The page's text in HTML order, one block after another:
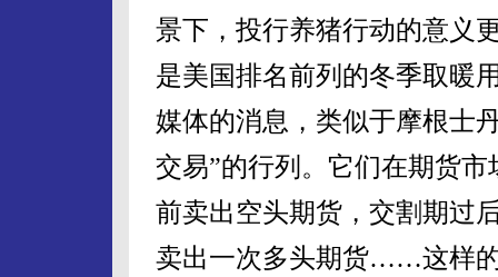
景下，投行养猪行动的意义
是美国排名前列的冬季取暖
媒体的消息，类似于摩根士
交易”的行列。它们在期货
前卖出空头期货，交割期过
卖出一次多头期货……这样